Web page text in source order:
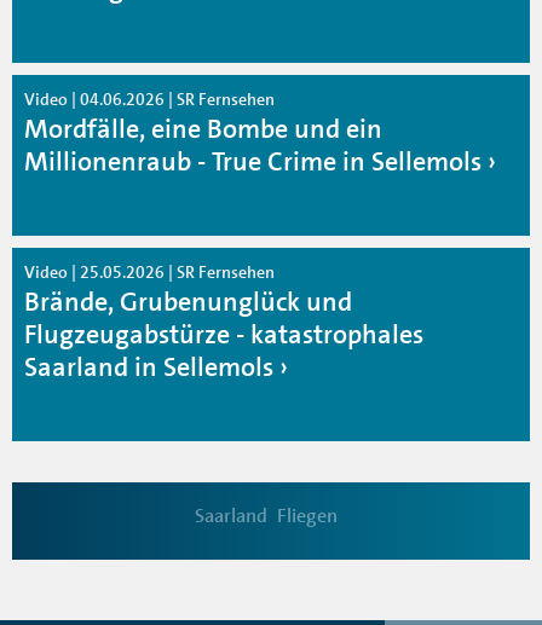
Video | 04.06.2026 | SR Fernsehen
Mordfälle, eine Bombe und ein
Millionenraub - True Crime in Sellemols
Video | 25.05.2026 | SR Fernsehen
Brände, Grubenunglück und
Flugzeugabstürze - katastrophales
Saarland in Sellemols
Saarland Fliegen